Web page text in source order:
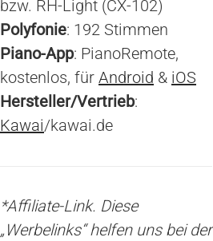
bzw. RH-Light (CX-102)
Polyfonie: 192 Stimmen
Piano-App: PianoRemote,
kostenlos, für Android & iOS
Hersteller/Vertrieb:
Kawai/kawai.de
*Affiliate-Link. Diese
„Werbelinks“ helfen uns bei der